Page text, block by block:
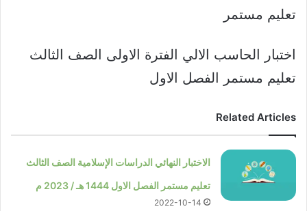
تعليم مستمر
اختبار الحاسب الالي الفترة الاولى الصف الثالث
تعليم مستمر الفصل الاول
Related Articles
الاختبار النهائي الدراسات الإسلامية الصف الثالث
تعليم مستمر الفصل الاول 1444 هـ / 2023 م
2022-10-14